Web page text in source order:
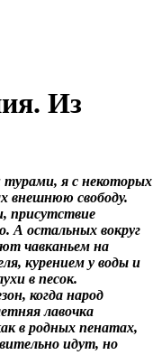
Из
я с некоторых
внешнюю свободу.
присутствие
А остальных вокруг
чавканьем на
курением у воды и
в песок.
когда народ
лавочка
в родных пенатах,
идут, но